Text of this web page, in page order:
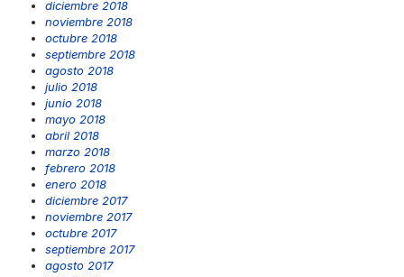
diciembre 2018
noviembre 2018
octubre 2018
septiembre 2018
agosto 2018
julio 2018
junio 2018
mayo 2018
abril 2018
marzo 2018
febrero 2018
enero 2018
diciembre 2017
noviembre 2017
octubre 2017
septiembre 2017
agosto 2017